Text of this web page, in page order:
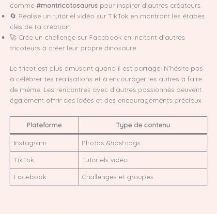
comme #montricotosaurus pour inspirer d’autres créateurs.
🔄 Réalise un tutoriel vidéo sur TikTok en montrant les étapes
clés de ta création.
🚀 Crée un challenge sur Facebook en incitant d’autres
tricoteurs à créer leur propre dinosaure.
Le tricot est plus amusant quand il est partagé! N’hésite pas
à célébrer tes réalisations et à encourager les autres à faire
de même. Les rencontres avec d’autres passionnés peuvent
également offrir des idées et des encouragements précieux.
Plateforme Type de contenu
Instagram Photos &hashtags
TikTok Tutoriels vidéo
Facebook Challenges et groupes